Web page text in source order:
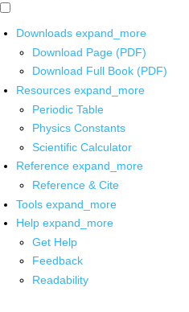
Downloads expand_more
Download Page (PDF)
Download Full Book (PDF)
Resources expand_more
Periodic Table
Physics Constants
Scientific Calculator
Reference expand_more
Reference & Cite
Tools expand_more
Help expand_more
Get Help
Feedback
Readability